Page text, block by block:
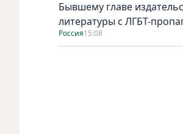
Бывшему главе
литературы с ЛГБТ-
Россия15:08